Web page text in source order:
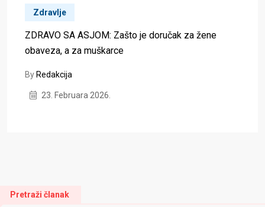
Zdravlje
ZDRAVO SA ASJOM: Zašto je doručak za žene
obaveza, a za muškarce
By Redakcija
23. Februara 2026.
Pretraži članak